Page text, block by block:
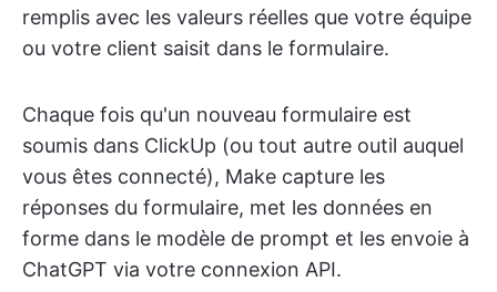
remplis avec les valeurs réelles que votre équipe
ou votre client saisit dans le formulaire.
Chaque fois qu'un nouveau formulaire est
soumis dans ClickUp (ou tout autre outil auquel
vous êtes connecté), Make capture les
réponses du formulaire, met les données en
forme dans le modèle de prompt et les envoie à
ChatGPT via votre connexion API.